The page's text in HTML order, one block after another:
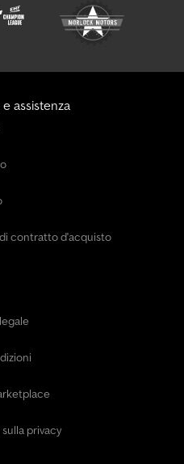
assistenza
contratto d'acquisto
privacy